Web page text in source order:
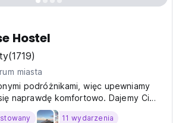
Hostel
(1719)
miasta
podróżnikami, więc upewniamy
naprawdę komfortowo. Dajemy Ci
11 wydarzenia